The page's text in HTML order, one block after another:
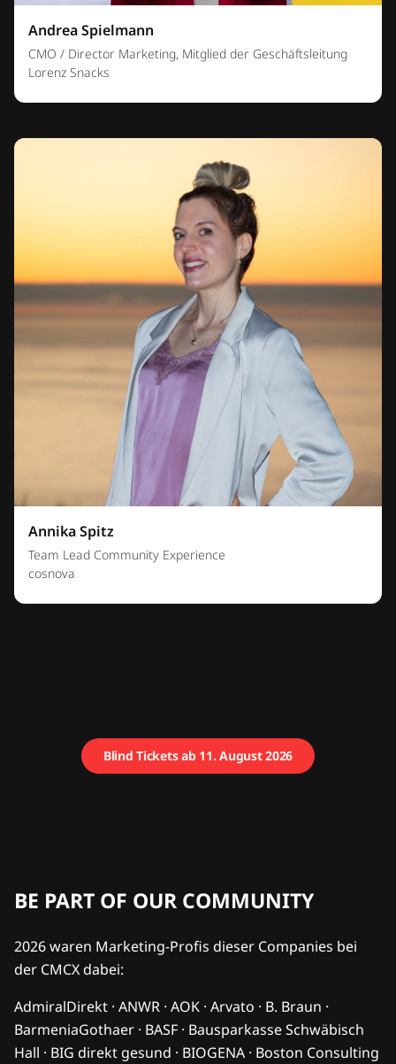
Andrea Spielmann
CMO / Director Marketing, Mitglied der Geschäftsleitung
Lorenz Snacks
Annika Spitz
Team Lead Community Experience
cosnova
Blind Tickets ab 11. August 2026
BE PART OF OUR COMMUNITY
2026 waren Marketing-Profis dieser Companies bei
der CMCX dabei:
AdmiralDirekt · ANWR · AOK · Arvato · B. Braun ·
BarmeniaGothaer · BASF · Bausparkasse Schwäbisch
Hall · BIG direkt gesund · BIOGENA · Boston Consulting